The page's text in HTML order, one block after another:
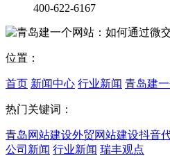
400-622-6167
位置：
首页 新闻中心 行业新闻 青岛建
热门关键词：
青岛网站建设外贸网站建设抖音
公司新闻 行业新闻 瑞丰观点